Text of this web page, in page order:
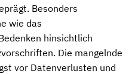
Besonders
wie das
hinsichtlich
Die mangelnde
vor Datenverlusten und